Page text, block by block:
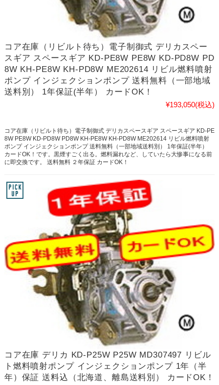
コア在庫（リビルト待ち）電子制御式 デリカスペー
スギア スペースギア KD-PE8W PE8W KD-PD8W PD
8W KH-PE8W KH-PD8W ME202614 リビル燃料噴射
ポンプ インジェクションポンプ 送料無料（一部地域
送料別） 1年保証(半年） カードOK！
¥193,050(税込)
コア在庫（リビルト待ち）電子制御式 デリカスペースギア スペースギア KD-PE
8W PE8W KD-PD8W PD8W KH-PE8W KH-PD8W ME202614 リビル燃料噴射
ポンプ インジェクションポンプ 送料無料（一部地域送料別） 1年保証(半年）
カードOK！です。黒煙すごく出る。燃料漏れなど、していたら大惨事になる前
に即交換です。 送料無料 ２年保証 カードOK！
コア在庫 デリカ KD-P25W P25W MD307497 リビル
ト燃料噴射ポンプ インジェクションポンプ 1年（半
年）保証 送料込（北海道、離島送料別） カードOK！